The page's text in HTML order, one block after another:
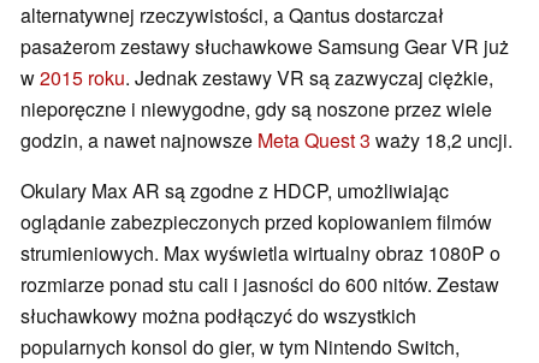
alternatywnej rzeczywistości, a Qantus dostarczał
pasażerom zestawy słuchawkowe Samsung Gear VR już
w2015 roku. Jednak zestawy VR są zazwyczaj ciężkie,
nieporęczne i niewygodne, gdy są noszone przez wiele
godzin, a nawet najnowsze Meta Quest 3 waży 18,2 uncji.
Okulary Max AR są zgodne z HDCP, umożliwiając
oglądanie zabezpieczonych przed kopiowaniem filmów
strumieniowych. Max wyświetla wirtualny obraz 1080P o
rozmiarze ponad stu cali i jasności do 600 nitów. Zestaw
słuchawkowy można podłączyć do wszystkich
popularnych konsol do gier, w tym Nintendo Switch,